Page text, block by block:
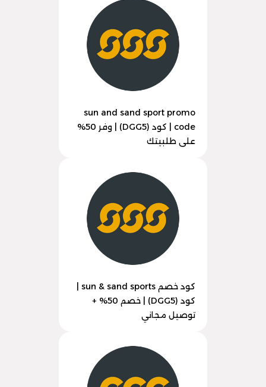
sun and sand sport promo
code | كود (DGG5) | وفر 50%
على طلبيتك
كود (DGG5) | خصم 50% +
توصيل مجاني